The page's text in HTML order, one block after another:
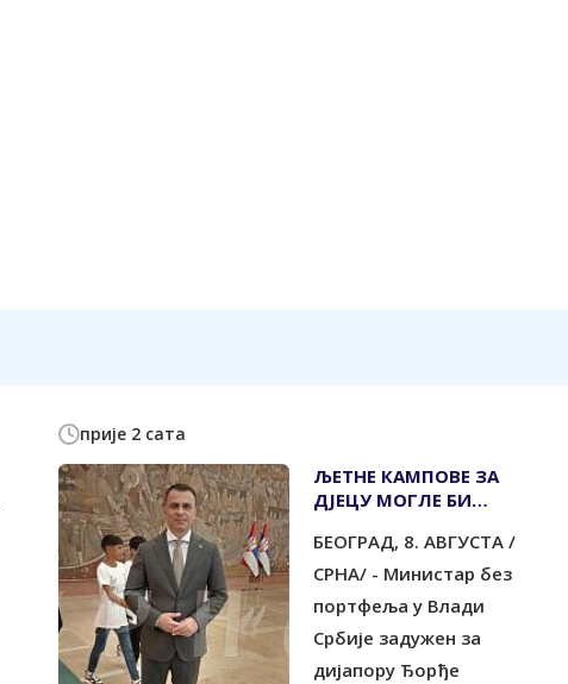
прије 2 сата
ЉЕТНЕ КАМПОВЕ ЗА
ДЈЕЦУ МОГЛЕ БИ
ОРГАНИЗОВАТИ СРБИЈА
И СРПСКА
БЕОГРАД, 8. АВГУСТА /
СРНА/ - Министар без
портфеља у Влади
Србије задужен за
дијапору Ђорђе